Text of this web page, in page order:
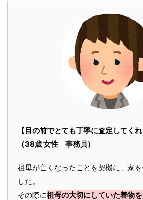
【目の前でとても丁寧に査定してくれ
（38歳 女性 事務員）
祖母が亡くなったことを契機に、家
した。
その際に祖母の大切にしていた着物